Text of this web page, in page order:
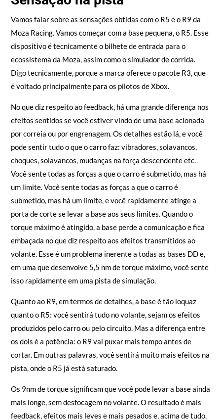
Sensação na pista
Vamos falar sobre as sensações obtidas com o R5 e o R9 da
Moza Racing. Vamos começar com a base pequena, o R5. Esse
dispositivo é tecnicamente o bilhete de entrada para o
ecossistema da Moza, assim como o simulador de corrida.
é voltado principalmente para os pilotos de Xbox.
No que diz respeito ao feedback, há uma grande diferença nos
efeitos sentidos se você estiver vindo de uma base acionada
por correia ou por engrenagem. Os detalhes estão lá, e você
pode sentir tudo o que o carro faz: vibradores, solavancos,
choques, solavancos, mudanças na força descendente etc.
Você sente todas as forças a que o carro é submetido, mas há
um limite. Você sente todas as forças a que o carro é
submetido, mas há um limite, e você rapidamente atinge a
porta de corte se levar a base aos seus limites. Quando o
torque máximo é atingido, a base perde a comunicação e fica
embaçada no que diz respeito aos efeitos transmitidos ao
volante. Esse é um problema inerente a todas as bases DD e,
isso rapidamente em uma pista de simulação.
Quanto ao R9, em termos de detalhes, a base é tão loquaz
quanto o R5: você sentirá tudo no volante, sejam os efeitos
produzidos pelo carro ou pelo circuito. Mas a diferença entre
os dois é a potência: o R9 vai puxar mais tempo antes de
pista, onde o R5 já está saturado.
Os 9nm de torque significam que você pode levar a base ainda